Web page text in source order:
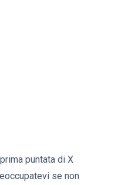
puntata di X
se non